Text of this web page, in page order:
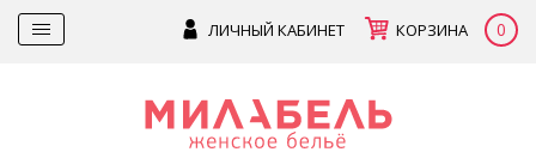
ЛИЧНЫЙ КАБИНЕТ КОРЗИНА 0